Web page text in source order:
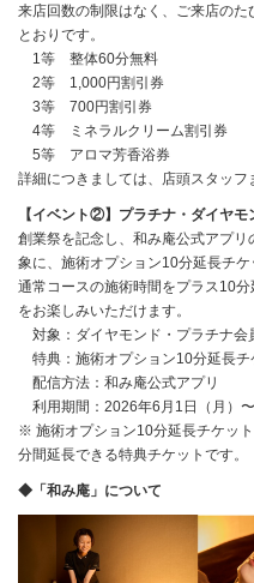
来店回数の制限はなく、ご来店の
とおりです。
1等 整体60分無料
2等 1,000円割引券
3等 700円割引券
4等 ミネラルクリーム割引券
5等 アロマ芳香浴券
詳細につきましては、店頭スタッフ
【イベント②】プラチナ・ダイヤ
創業祭を記念し、和み庵公式アプ
象に、施術オプション10分延長チケ
通常コースの施術時間をプラス10
をお楽しみいただけます。
対象：ダイヤモンド・プラチナ会
特典：施術オプション10分延長チ
配信方法：和み庵公式アプリ
利用期間：2026年6月1日（月）〜
※ 施術オプション10分延長チケッ
分間延長できる特典チケットです。
◆「和み庵」について